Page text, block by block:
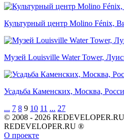
Культурный центр Molino Fénix,
Музей Louisville Water Tower,
Усадьба Каменских, Москва,
... 7 8 9 10 11 ... 27
© 2008 - 2026 REDEVELOPER.RU
REDEVELOPER.RU ®
О проекте